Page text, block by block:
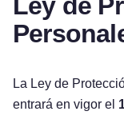
La Ley de
entrará en vigor el